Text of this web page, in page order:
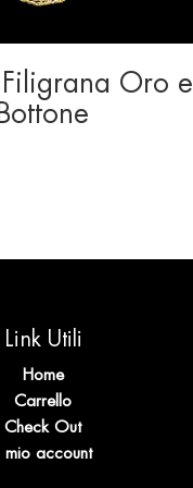
Oro e
Link Utili
Home
Carrello
Check Out
mio account